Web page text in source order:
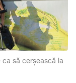
să cerșească la